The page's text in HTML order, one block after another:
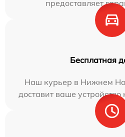
предоставляет
Бесплатная
Наш курьер в Нижнем
доставит ваше